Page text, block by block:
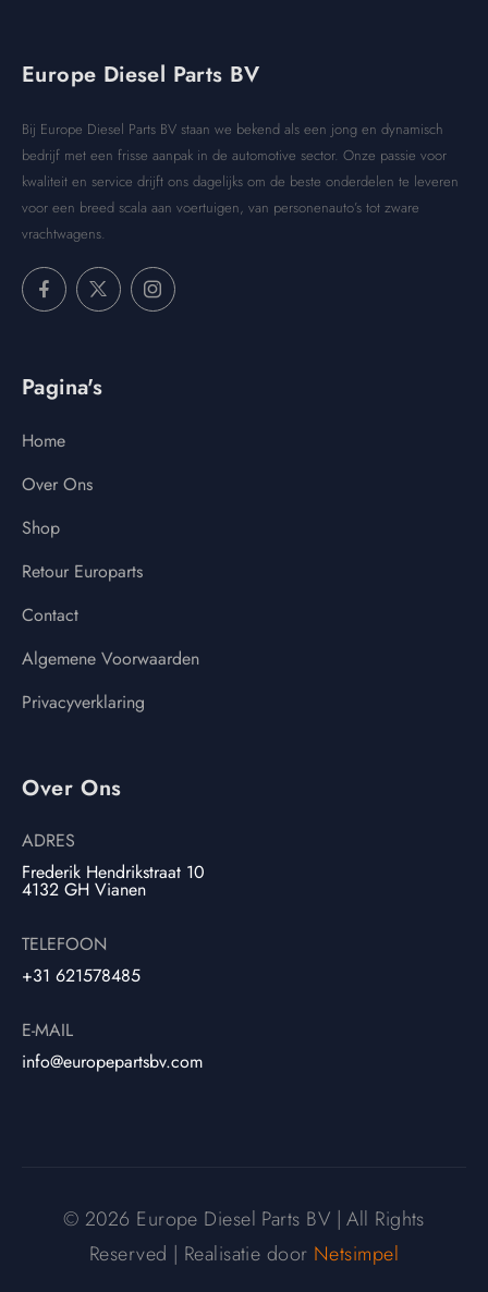
Europe Diesel Parts BV
Bij Europe Diesel Parts BV staan we bekend als een jong en dynamisch
bedrijf met een frisse aanpak in de automotive sector. Onze passie voor
kwaliteit en service drijft ons dagelijks om de beste onderdelen te leveren
voor een breed scala aan voertuigen, van personenauto’s tot zware
vrachtwagens.
Pagina's
Home
Over Ons
Shop
Retour Europarts
Contact
Algemene Voorwaarden
Privacyverklaring
Over Ons
ADRES
Frederik Hendrikstraat 10
4132 GH Vianen
TELEFOON
+31 621578485
E-MAIL
info@europepartsbv.com
© 2026 Europe Diesel Parts BV | All Rights
Reserved | Realisatie door Netsimpel